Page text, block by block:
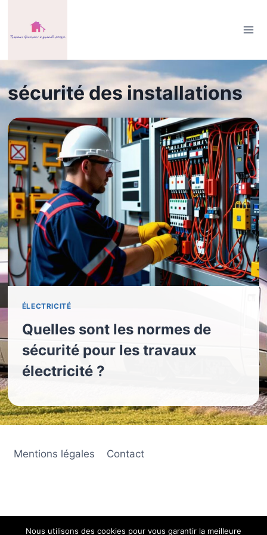
contenu
sécurité des installations
ÉLECTRICITÉ
Quelles sont les normes de
sécurité pour les travaux
électricité ?
Mentions légales Contact
Nous utilisons des cookies pour vous garantir la meilleure